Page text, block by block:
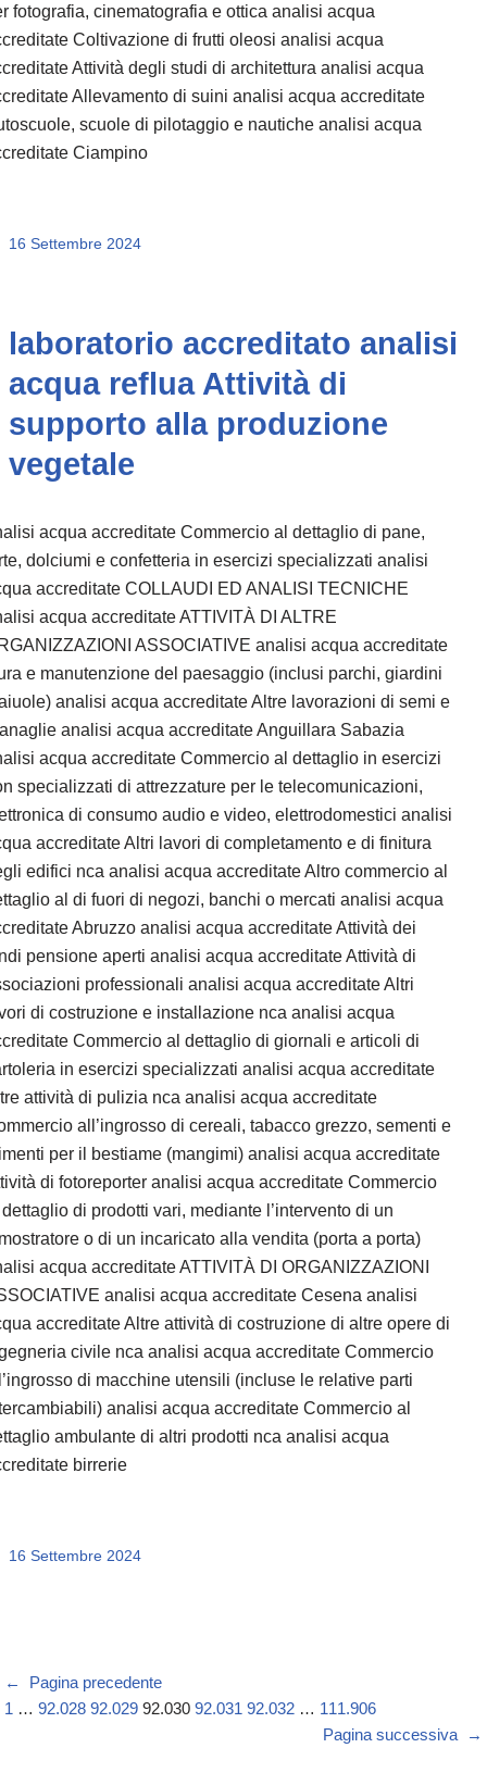
fotografia, cinematografia e ottica analisi acqua
Coltivazione di frutti oleosi analisi acqua
Attività degli studi di architettura analisi acqua
Allevamento di suini analisi acqua accreditate
scuole di pilotaggio e nautiche analisi acqua
Ciampino
16 Settembre 2024
laboratorio accreditato analisi
acqua reflua Attività di
supporto alla produzione
vegetale
acqua accreditate Commercio al dettaglio di pane,
dolciumi e confetteria in esercizi specializzati analisi
accreditate COLLAUDI ED ANALISI TECNICHE
acqua accreditate ATTIVITÀ DI ALTRE
ASSOCIATIVE analisi acqua accreditate
e manutenzione del paesaggio (inclusi parchi, giardini
analisi acqua accreditate Altre lavorazioni di semi e
analisi acqua accreditate Anguillara Sabazia
acqua accreditate Commercio al dettaglio in esercizi
specializzati di attrezzature per le telecomunicazioni,
di consumo audio e video, elettrodomestici analisi
accreditate Altri lavori di completamento e di finitura
edifici nca analisi acqua accreditate Altro commercio al
al di fuori di negozi, banchi o mercati analisi acqua
Abruzzo analisi acqua accreditate Attività dei
pensione aperti analisi acqua accreditate Attività di
professionali analisi acqua accreditate Altri
di costruzione e installazione nca analisi acqua
Commercio al dettaglio di giornali e articoli di
in esercizi specializzati analisi acqua accreditate
attività di pulizia nca analisi acqua accreditate
all’ingrosso di cereali, tabacco grezzo, sementi e
per il bestiame (mangimi) analisi acqua accreditate
di fotoreporter analisi acqua accreditate Commercio
di prodotti vari, mediante l’intervento di un
o di un incaricato alla vendita (porta a porta)
acqua accreditate ATTIVITÀ DI ORGANIZZAZIONI
analisi acqua accreditate Cesena analisi
accreditate Altre attività di costruzione di altre opere di
civile nca analisi acqua accreditate Commercio
di macchine utensili (incluse le relative parti
analisi acqua accreditate Commercio al
ambulante di altri prodotti nca analisi acqua
birrerie
16 Settembre 2024
←
Pagina precedente
1 … 92.028 92.029 92.030 92.031 92.032 … 111.906
Pagina successiva
→